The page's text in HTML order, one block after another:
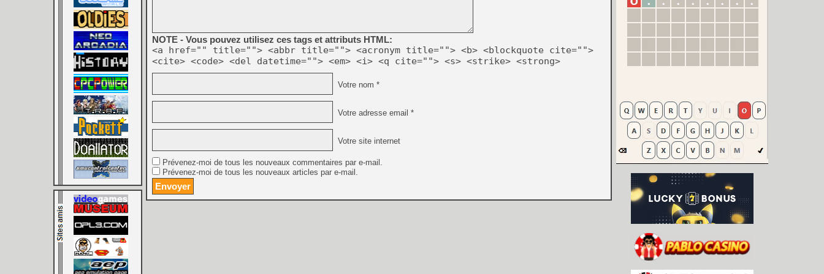
NOTE - Vous pouvez utilisez ces tags et attributs HTML:
<a href="" title=""> <abbr title=""> <acronym title=""> <b> <blockquote cite="">
<cite> <code> <del datetime=""> <em> <i> <q cite=""> <s> <strike> <strong>
Votre nom *
Votre adresse email *
Votre site internet
Prévenez-moi de tous les nouveaux commentaires par e-mail.
Prévenez-moi de tous les nouveaux articles par e-mail.